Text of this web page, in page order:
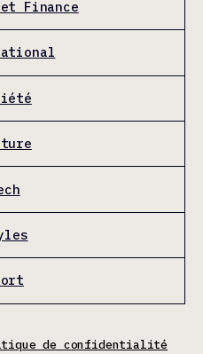
et Finance
de confidentialité